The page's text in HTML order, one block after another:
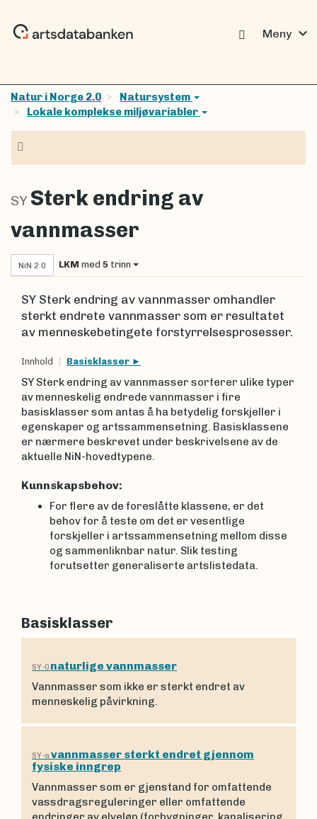
Meny expand_more
Natur i Norge 2.0
Natursystem
Lokale komplekse miljøvariabler
SY Sterk endring av
vannmasser
NiN 2.0 LKM med 5 trinn
SY Sterk endring av vannmasser omhandler
sterkt endrete vannmasser som er resultatet
av menneskebetingete forstyrrelsesprosesser.
Innhold Basisklasser
SY Sterk endring av vannmasser sorterer ulike typer
av menneskelig endrede vannmasser i fire
basisklasser som antas å ha betydelig forskjeller i
egenskaper og artssammensetning. Basisklassene
er nærmere beskrevet under beskrivelsene av de
aktuelle NiN-hovedtypene.
Kunnskapsbehov:
For flere av de foreslåtte klassene, er det
behov for å teste om det er vesentlige
forskjeller i artssammensetning mellom disse
og sammenliknbar natur. Slik testing
forutsetter generaliserte artslistedata.
Basisklasser
SY-0 naturlige vannmasser
Vannmasser som ikke er sterkt endret av
menneskelig påvirkning.
SY-avannmasser sterkt endret gjennom
fysiske inngrep
Vannmasser som er gjenstand for omfattende
vassdragsreguleringer eller omfattende